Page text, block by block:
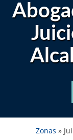
Zonas »